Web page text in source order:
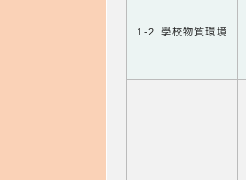
1-2 學校物質環境